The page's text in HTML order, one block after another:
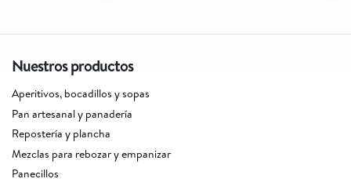
Nuestros productos
Aperitivos, bocadillos y sopas
Pan artesanal y panadería
Repostería y plancha
Mezclas para rebozar y empanizar
Panecillos